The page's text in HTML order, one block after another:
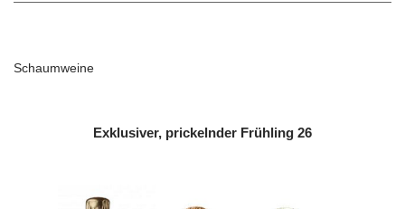
Schaumweine
Exklusiver, prickelnder Frühling 26